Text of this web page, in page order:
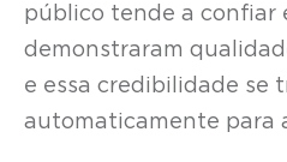
público tende a confiar
demonstraram
e essa credibilidade se
automaticamente para